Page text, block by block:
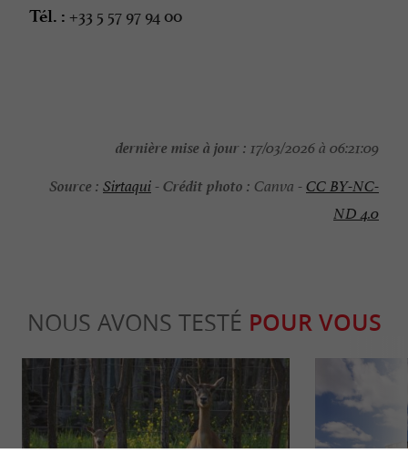
Tél. : +33 5 57 97 94 00
dernière mise à jour : 17/03/2026 à 06:21:09
Source : Sirtaqui-Crédit photo : Canva -CC BY-NC-
ND 4.0
NOUS AVONS TESTÉ POUR VOUS